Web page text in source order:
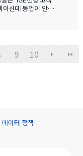
할 수 있는 도시 규모 인구 약 1…
이신데 등업이 안된
로 가기 --> http
9 10
이터 정책